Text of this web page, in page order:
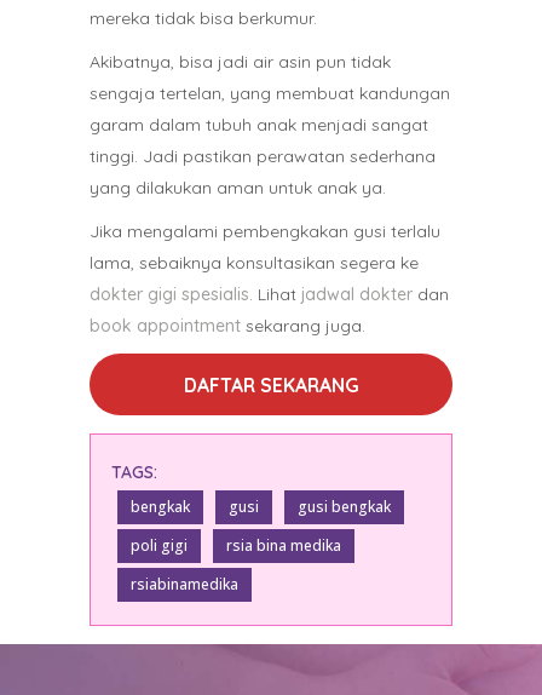
mereka tidak bisa berkumur.
Akibatnya, bisa jadi air asin pun tidak
sengaja tertelan, yang membuat kandungan
garam dalam tubuh anak menjadi sangat
tinggi. Jadi pastikan perawatan sederhana
yang dilakukan aman untuk anak ya.
Jika mengalami pembengkakan gusi terlalu
lama, sebaiknya konsultasikan segera ke
dokter gigi spesialis. Lihat jadwal dokter dan
book appointment sekarang juga.
DAFTAR SEKARANG
TAGS:
bengkak gusi
gusi bengkak
poli gigi
rsia bina medika
rsiabinamedika